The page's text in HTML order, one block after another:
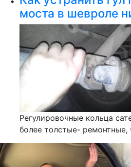
моста в шевроле
Регулировочные кольца
более толстые- ремонтные,